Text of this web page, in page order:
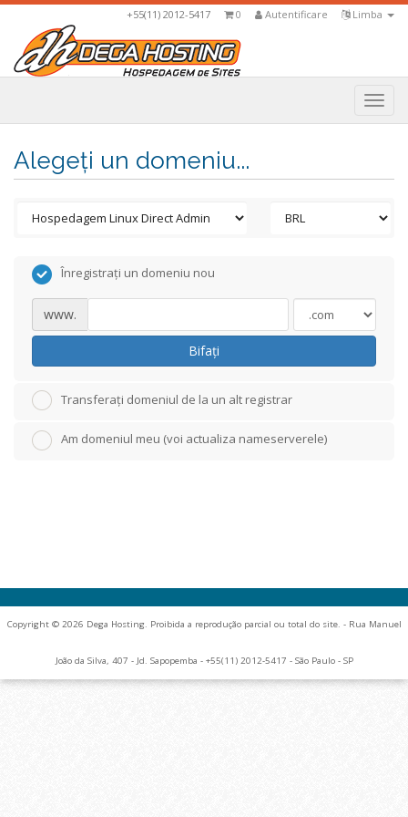
Limba
Autentificare
0
+55(11) 2012-5417
Alegeți un domeniu...
Înregistrați un domeniu nou
www.
Bifați
Transferați domeniul de la un alt registrar
Am domeniul meu (voi actualiza nameserverele)
Copyright © 2026 Dega Hosting. Proibida a reprodução parcial ou total do site. - Rua Manuel
João da Silva, 407 - Jd. Sapopemba - +55(11) 2012-5417 - São Paulo - SP